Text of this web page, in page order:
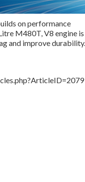
on performance
M480T, V8 engine is
and improve durability.